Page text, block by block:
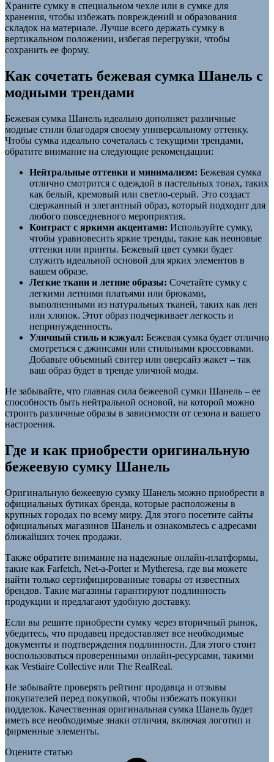
Храните сумку в специальном чехле или в сумке для
хранения, чтобы избежать повреждений и образования
складок на материале. Лучше всего держать сумку в
вертикальном положении, избегая перегрузки, чтобы
сохранить ее форму.
Как сочетать бежевая сумка Шанель с
модными трендами
Бежевая сумка Шанель идеально дополняет различные
модные стили благодаря своему универсальному оттенку.
Чтобы сумка идеально сочеталась с текущими трендами,
обратите внимание на следующие рекомендации:
Нейтральные оттенки и минимализм: Бежевая сумка
отлично смотрится с одеждой в пастельных тонах, таких
как белый, кремовый или светло-серый. Это создаст
сдержанный и элегантный образ, который подходит для
любого повседневного мероприятия.
Контраст с яркими акцентами: Используйте сумку,
чтобы уравновесить яркие тренды, такие как неоновые
оттенки или принты. Бежевый цвет сумки будет
служить идеальной основой для ярких элементов в
вашем образе.
Легкие ткани и летние образы: Сочетайте сумку с
легкими летними платьями или брюками,
выполненными из натуральных тканей, таких как лен
или хлопок. Этот образ подчеркивает легкость и
непринужденность.
Уличный стиль и кэжуал: Бежевая сумка будет отлично
смотреться с джинсами или стильными кроссовками.
Добавьте объемный свитер или оверсайз жакет – так
ваш образ будет в тренде уличной моды.
Не забывайте, что главная сила бежеевой сумки Шанель – ее
способность быть нейтральной основой, на которой можно
строить различные образы в зависимости от сезона и вашего
настроения.
Где и как приобрести оригинальную
бежеевую сумку Шанель
Оригинальную бежеевую сумку Шанель можно приобрести в
официальных бутиках бренда, которые расположены в
крупных городах по всему миру. Для этого посетите сайты
официальных магазинов Шанель и ознакомьтесь с адресами
ближайших точек продажи.
Также обратите внимание на надежные онлайн-платформы,
такие как Farfetch, Net-a-Porter и Mytheresa, где вы можете
найти только сертифицированные товары от известных
брендов. Такие магазины гарантируют подлинность
продукции и предлагают удобную доставку.
Если вы решите приобрести сумку через вторичный рынок,
убедитесь, что продавец предоставляет все необходимые
документы и подтверждения подлинности. Для этого стоит
воспользоваться проверенными онлайн-ресурсами, такими
как Vestiaire Collective или The RealReal.
Не забывайте проверять рейтинг продавца и отзывы
покупателей перед покупкой, чтобы избежать покупки
подделок. Качественная оригинальная сумка Шанель будет
иметь все необходимые знаки отличия, включая логотип и
фирменные элементы.
Оцените статью